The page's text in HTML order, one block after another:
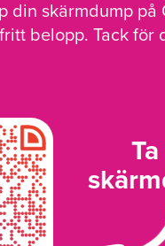
din skärmdump på
belopp. Tack